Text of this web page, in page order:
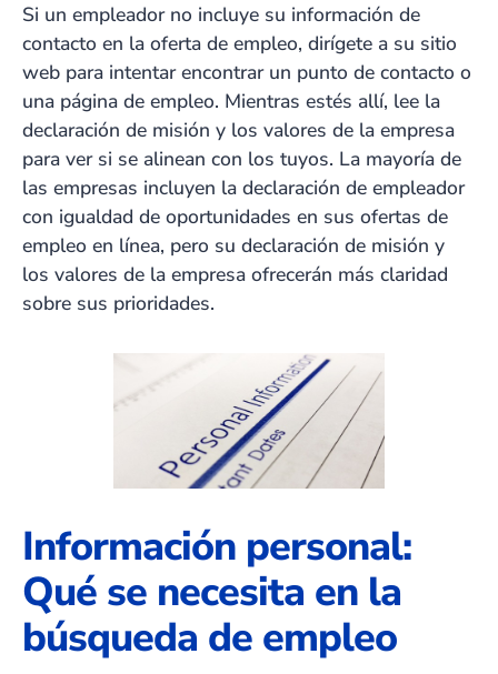
Si un empleador no incluye su información de
contacto en la oferta de empleo, dirígete a su sitio
web para intentar encontrar un punto de contacto o
una página de empleo. Mientras estés allí, lee la
declaración de misión y los valores de la empresa
para ver si se alinean con los tuyos. La mayoría de
las empresas incluyen la declaración de empleador
con igualdad de oportunidades en sus ofertas de
empleo en línea, pero su declaración de misión y
los valores de la empresa ofrecerán más claridad
sobre sus prioridades.
Información personal:
Qué se necesita en la
búsqueda de empleo